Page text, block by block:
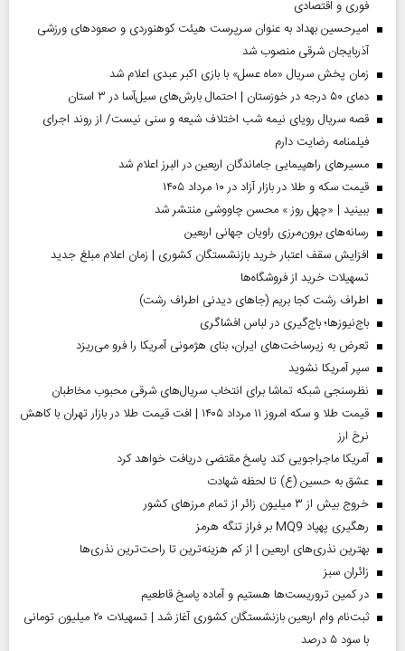
فوری و اقتصادی
امیرحسین بهداد به عنوان سرپرست هیئت کوهنوردی و صعودهای ورزشی
آذربایجان شرقی منصوب شد
زمان پخش سریال «ماه عسل» با بازی اکبر عبدی اعلام شد
دمای ۵۰ درجه در خوزستان | احتمال بارش‌های سیل‌آسا در ۳ استان
قصه سریال رویای نیمه شب اختلاف شیعه و سنی نیست/ از روند اجرای
فیلمنامه رضایت دارم
مسیر‌های راهپیمایی جاماندگان اربعین در البرز اعلام شد
قیمت سکه و طلا در بازار آزاد در ۱۰ مرداد ۱۴۰۵
ببینید | «چهل روز » محسن چاووشی منتشر شد
رسانه‌های برون‌مرزی راویان جهانی اربعین
افزایش سقف اعتبار خرید بازنشستگان کشوری | زمان اعلام مبلغ جدید
تسهیلات خرید از فروشگاه‌ها
اطراف رشت کجا بریم (جاهای دیدنی اطراف رشت)
باج‌نیوزها؛ باج‌گیری در لباس افشاگری
تعرض به زیرساخت‌های ایران، بنای هژمونی آمریکا را فرو می‌ریزد
سپر آمریکا نشوید
نظرسنجی شبکه تماشا برای انتخاب سریال‌های شرقی محبوب مخاطبان
قیمت طلا و سکه امروز ۱۱ مرداد ۱۴۰۵ | افت قیمت طلا در بازار تهران با کاهش
نرخ ارز
آمریکا ماجراجویی کند پاسخ مقتضی دریافت خواهد کرد
عشق به حسین (ع) تا لحظه شهادت
خروج بیش از ۳ میلیون زائر از تمام مرز‌های کشور
رهگیری پهپاد MQ9 بر فراز تنگه هرمز
بهترین نذری‌های اربعین | از کم هزینه‌ترین تا راحت‌ترین نذری‌ها
‌زائران سبز
در کمین تروریست‌ها هستیم و آماده پاسخ قاطعیم
ثبت‌نام وام اربعین بازنشستگان کشوری آغاز شد | تسهیلات ۲۰ میلیون تومانی
با سود ۵ درصد